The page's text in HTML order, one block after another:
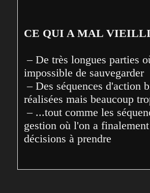
CE QUI A MAL
– De très longues parties où il est
impossible de sauvegarder
– Des séquences d'action bien
réalisées mais beaucoup
– ...tout comme les séquences de
gestion où l'on a
décisions à prendre